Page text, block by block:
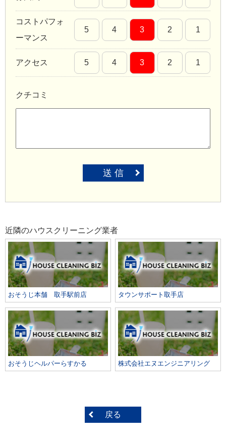
コストパフォ
ーマンス
5 4 3 2 1
アクセス 5 4 3 2 1
クチコミ
送 信
近隣のハウスクリーニング業者
おそうじ本舗 取手駅前店 タウンサポート取手店
おそうじヘルパーらすかる 株式会社エヌエンジニアリング
戻る